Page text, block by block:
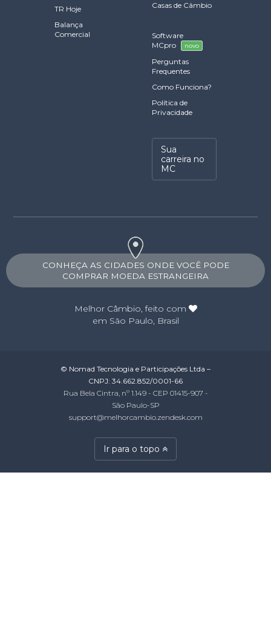
TR Hoje
Balança
Comercial
Casas de Câmbio
Software
MCpro
novo
Perguntas
Frequentes
Como Funciona?
Política de
Privacidade
Sua
carreira no
MC
CONHEÇA AS CIDADES ONDE VOCÊ PODE
COMPRAR MOEDA ESTRANGEIRA
Melhor Câmbio, feito com
em São Paulo, Brasil
© Nomad Tecnologia e Participações Ltda –
CNPJ: 34.662.852/0001-66
Rua Bela Cintra, nº 1.149 - CEP 01415-907 -
São Paulo-SP
support@melhorcambio.zendesk.com
Ir para o topo